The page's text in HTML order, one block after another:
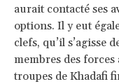
aurait contacté ses
options. Il y eut
clefs, qu’il s’agisse
membres des forces
troupes de Khadafi